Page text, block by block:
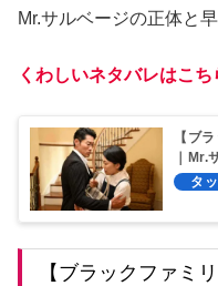
Mr.サルベージの正体と
くわしいネタバレはこち
【ブ
｜Mr.
【ブラックファミ